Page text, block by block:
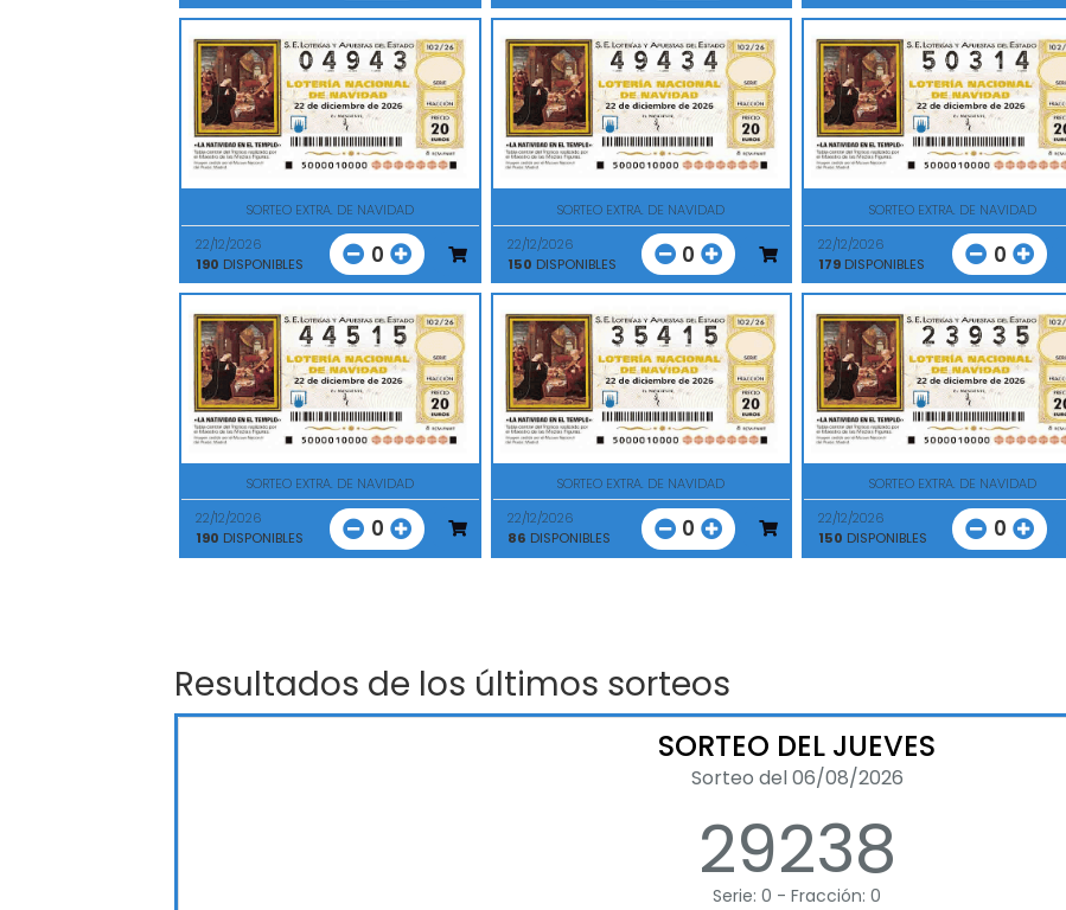
SORTEO EXTRA. DE NAVIDAD
22/12/2026
190 DISPONIBLES 0
SORTEO EXTRA. DE NAVIDAD
22/12/2026
150 DISPONIBLES 0
SORTEO EXTRA. DE NAVIDAD
22/12/2026
179 DISPONIBLES 0
SORTEO EXTRA. DE NAVIDAD
22/12/2026
190 DISPONIBLES 0
SORTEO EXTRA. DE NAVIDAD
22/12/2026
86 DISPONIBLES 0
SORTEO EXTRA. DE NAVIDAD
22/12/2026
150 DISPONIBLES 0
Resultados de los últimos sorteos
SORTEO DEL JUEVES
Sorteo del 06/08/2026
29238
Serie: 0 - Fracción: 0